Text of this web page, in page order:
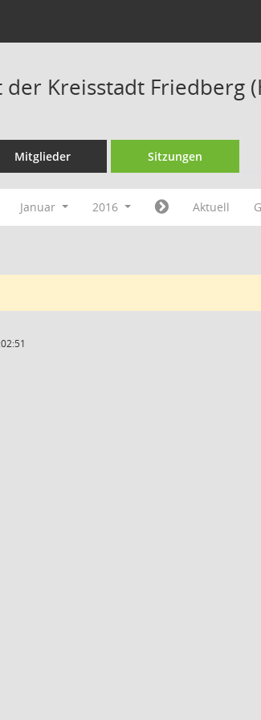
Kreisstadt Friedberg
Mitglieder Sitzungen
Januar 2016 Aktuell